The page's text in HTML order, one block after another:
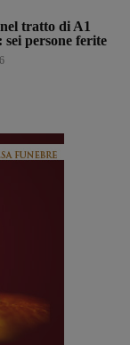
tratto di A1
persone ferite